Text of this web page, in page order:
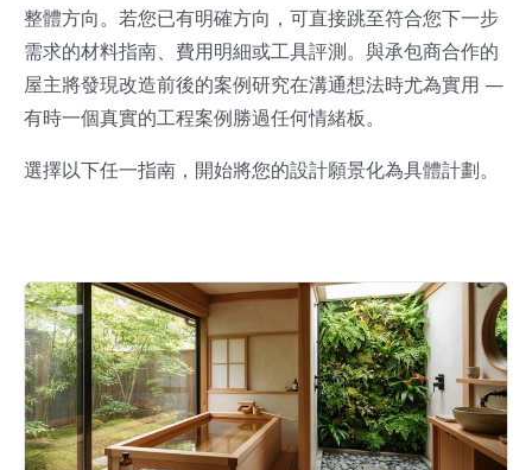
整體方向。若您已有明確方向，可直接跳至符合您下一步
需求的材料指南、費用明細或工具評測。與承包商合作的
屋主將發現改造前後的案例研究在溝通想法時尤為實用 —
有時一個真實的工程案例勝過任何情緒板。
選擇以下任一指南，開始將您的設計願景化為具體計劃。